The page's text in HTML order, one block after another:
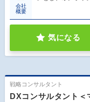
会社
概要
気になる
戦略コンサルタント
DXコンサルタント